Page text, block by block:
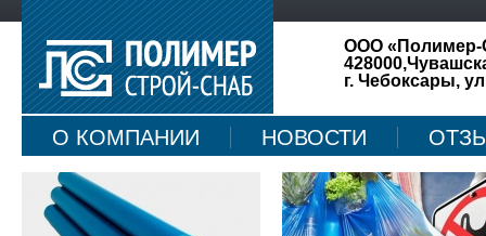
ООО «Полимер-
г. Чебоксары,
О КОМПАНИИ НОВОСТИ
КАРТА САЙТА